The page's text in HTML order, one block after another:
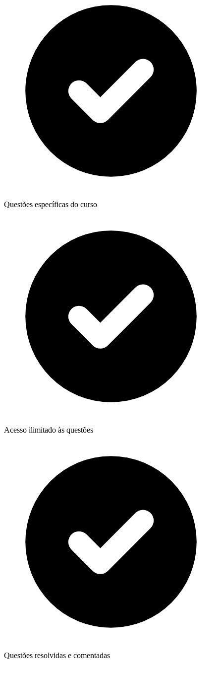
Questões específicas do curso
Acesso ilimitado às questões
Questões resolvidas e comentadas